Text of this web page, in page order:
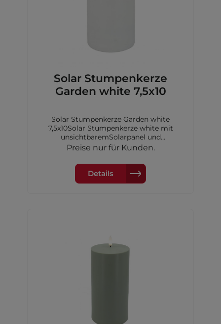
Solar Stumpenkerze
Garden white 7,5x10
Solar Stumpenkerze Garden white
7,5x10Solar Stumpenkerze white mit
unsichtbaremSolarpanel und
Dimmerungssensor, 7,5x10 cm,inkl. 1xAA
Preise nur für Kunden.
Details